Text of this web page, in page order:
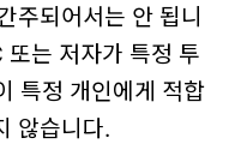
주되어서는 안 됩니
또는 저자가 특정 투
특정 개인에게 적합
않습니다.